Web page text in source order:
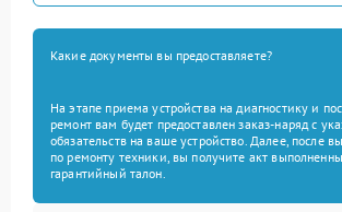
Какие документы вы предоставляете?
На этапе приема устройства на диагностику и
ремонт вам будет предоставлен заказ-наряд с
обязательств на ваше устройство. Далее, после
по ремонту техники, вы получите акт
гарантийный талон.